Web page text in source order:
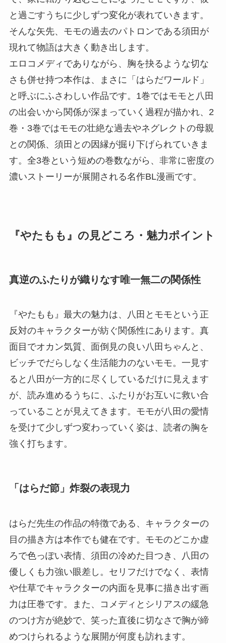
と過ごすうちに少しずつ変化が表れていきます。
そんな矢先、モモの過去のパトロンである須田が
現れて物語は大きく動き出します。
エロコメディでありながら、胸を抉るような切な
さも併せ持つ本作は、まさに「はらだワールド」
と呼ぶにふさわしい作品です。1巻ではモモと八田
の出会いから関係が深まっていく過程が描かれ、2
巻・3巻ではモモの壮絶な過去やネグレクトの母親
との関係、須田との因縁が掘り下げられていきま
す。全3巻という短めの巻数ながら、非常に密度の
濃いストーリーが展開される名作BL漫画です。
『やたもも』の見どころ・魅力ポイント
真逆のふたりが織りなす唯一無二の関係性
『やたもも』最大の魅力は、八田とモモという正
反対のキャラクターが紡ぐ関係性にあります。真
面目でオカン気質、面倒見の良い八田ちゃんと、
ビッチでだらしなく生活能力のないモモ。一見す
ると八田が一方的に尽くしているだけに見えます
が、読み進めるうちに、ふたりがお互いに救い合
っていることが見えてきます。モモが八田の愛情
を受けて少しずつ変わっていく姿は、読者の胸を
強く打ちます。
「はらだ節」炸裂の表現力
はらだ先生の作品の特徴である、キャラクターの
目の描き方は本作でも健在です。モモのどこか虚
ろで色っぽい表情、須田の冷めた目つき、八田の
優しくも力強い眼差し。セリフだけでなく、表情
や仕草でキャラクターの内面を見事に描き出す画
力は圧巻です。また、コメディとシリアスの緩急
のつけ方が絶妙で、笑った直後に切なさで胸が締
めつけられるような展開が何度も訪れます。